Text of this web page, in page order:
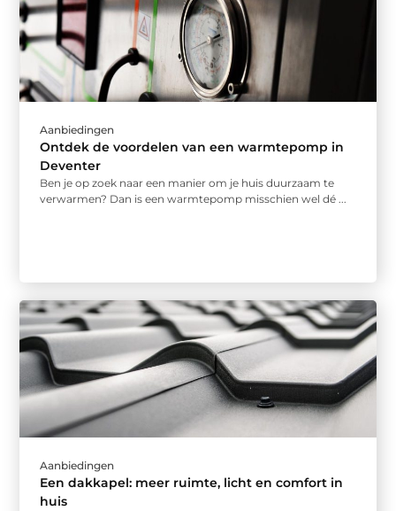
Aanbiedingen
Ontdek de voordelen van een warmtepomp in
Deventer
Ben je op zoek naar een manier om je huis duurzaam te
verwarmen? Dan is een warmtepomp misschien wel dé ...
Aanbiedingen
Een dakkapel: meer ruimte, licht en comfort in
huis